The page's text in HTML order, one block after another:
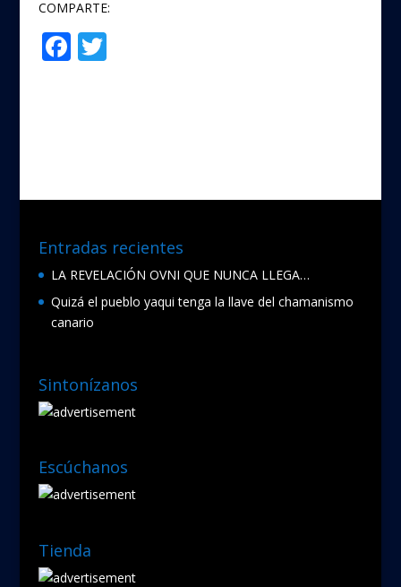
COMPARTE:
F
o
T
Entradas recientes
LA REVELACIÓN OVNI QUE NUNCA LLEGA…
Quizá el pueblo yaqui tenga la llave del chamanismo
canario
Sintonízanos
Escúchanos
Tienda